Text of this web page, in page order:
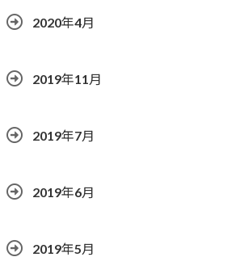
2020年4月
2019年11月
2019年7月
2019年6月
2019年5月